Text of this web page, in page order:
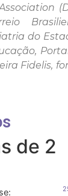
do
Fidelis,
de 2